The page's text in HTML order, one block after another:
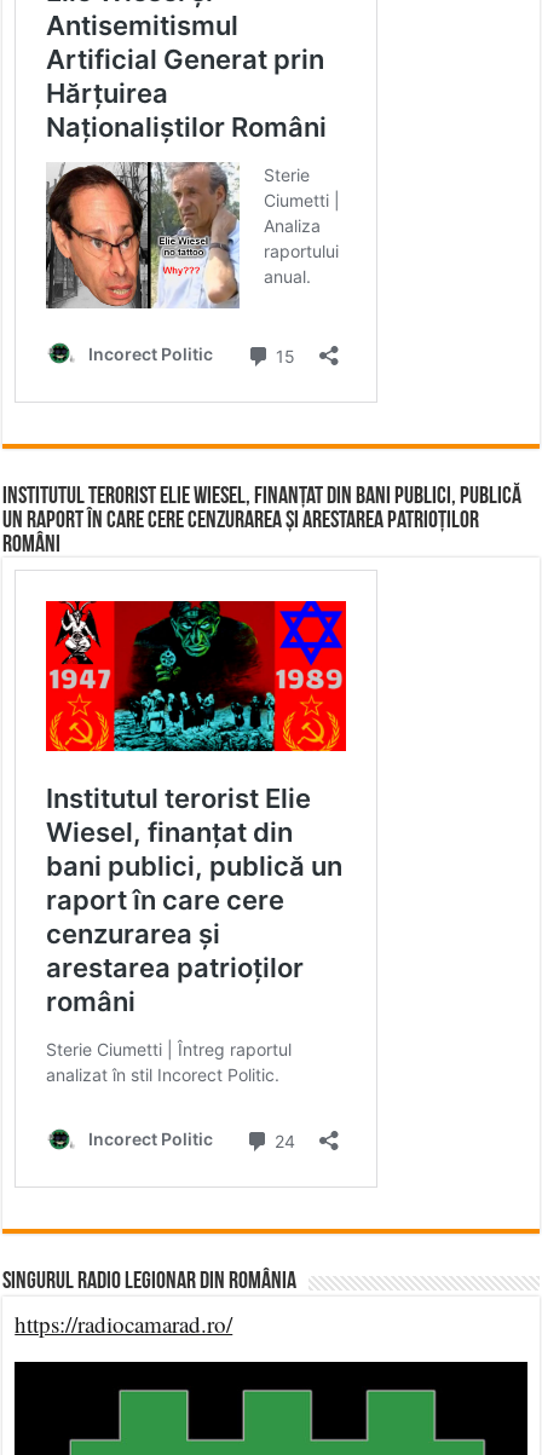
Institutul terorist Elie Wiesel, finanțat din bani publici, publică
un raport în care cere cenzurarea și arestarea patrioților
români
Singurul Radio Legionar din România
https://radiocamarad.ro/